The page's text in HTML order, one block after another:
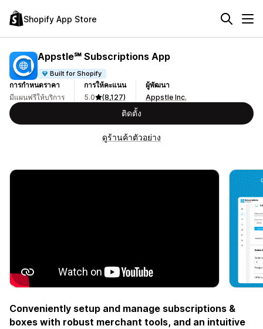
Shopify App Store
Appstle℠ Subscriptions App
Built for Shopify
การกำหนดราคา
มีแผนฟรีให้บริการ
การให้คะแนน
5.0
(8,127)
ผู้พัฒนา
Appstle Inc.
ติดตั้ง
ดูร้านค้าตัวอย่าง
Conveniently setup and manage subscriptions &
boxes with robust merchant tools, and an intuitive